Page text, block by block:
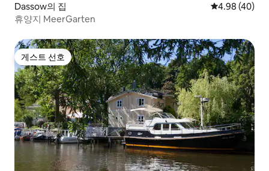
Dassow의 집 평점 4.98점(5
4.98 (40)
휴양지 MeerGarten
게스트 선호
게스트 선호